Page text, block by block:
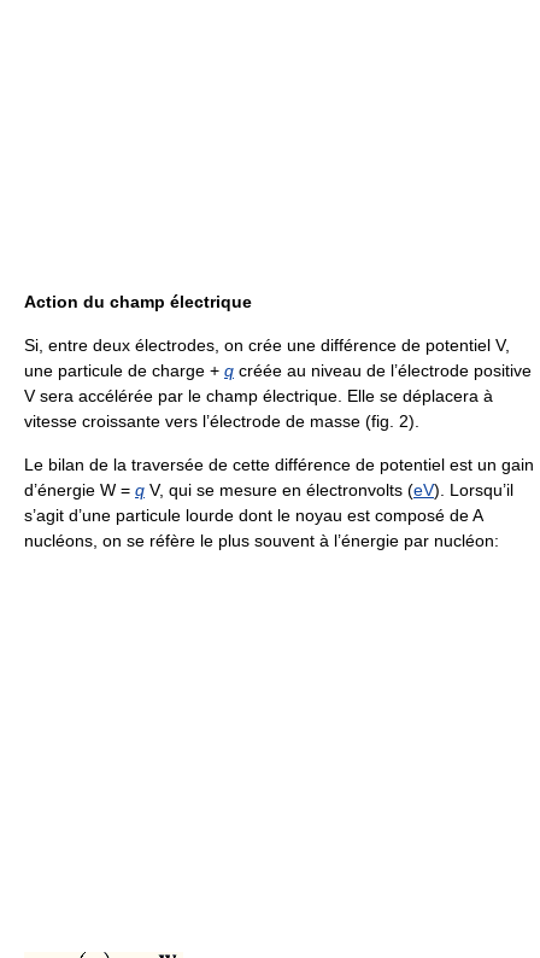
Action du champ électrique
Si, entre deux électrodes, on crée une différence de potentiel V,
une particule de charge + q créée au niveau de l’électrode positive
V sera accélérée par le champ électrique. Elle se déplacera à
vitesse croissante vers l’électrode de masse (fig. 2).
Le bilan de la traversée de cette différence de potentiel est un gain
d’énergie W = q V, qui se mesure en électronvolts (eV). Lorsqu’il
s’agit d’une particule lourde dont le noyau est composé de A
nucléons, on se réfère le plus souvent à l’énergie par nucléon: